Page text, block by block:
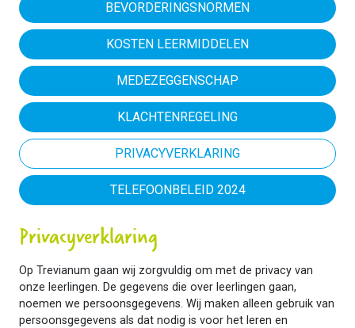
BEVORDERINGSNORMEN
KOSTEN LEERMIDDELEN
MEDEZEGGENSCHAP
KLACHTENREGELING
PRIVACYVERKLARING
TELEFOONBELEID 2024
Privacyverklaring
Op Trevianum gaan wij zorgvuldig om met de privacy van
onze leerlingen. De gegevens die over leerlingen gaan,
noemen we persoonsgegevens. Wij maken alleen gebruik van
persoonsgegevens als dat nodig is voor het leren en